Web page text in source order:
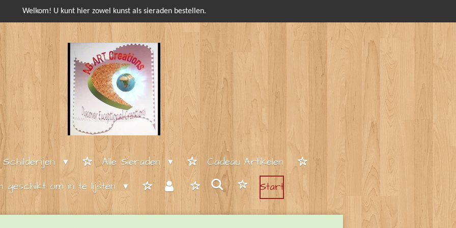
Welkom! U kunt hier zowel kunst als sieraden bestellen.
Schilderijen Alle Sieraden
Cadeau Artikelen
geschikt om in te lijsten
Start